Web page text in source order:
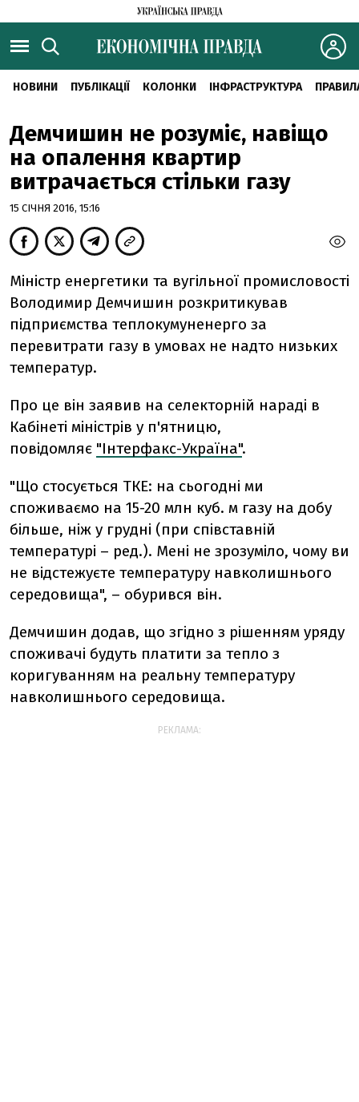
НОВИНИ ПУБЛІКАЦІЇ КОЛОНКИ ІНФРАСТРУКТУРА
Демчишин не розуміє, навіщо
на опалення квартир
витрачається стільки газу
15 СІЧНЯ 2016, 15:16
Міністр енергетики та вугільної промисловості
Володимир Демчишин розкритикував
підприємства теплокумуненерго за
перевитрати газу в умовах не надто низьких
температур.
Про це він заявив на селекторній нараді в
Кабінеті міністрів у п'ятницю,
повідомляє "Інтерфакс-Україна".
"Що стосується ТКЕ: на сьогодні ми
споживаємо на 15-20 млн куб. м газу на добу
більше, ніж у грудні (при співставній
температурі – ред.). Мені не зрозуміло, чому ви
не відстежуєте температуру навколишнього
середовища", – обурився він.
Демчишин додав, що згідно з рішенням уряду
споживачі будуть платити за тепло з
коригуванням на реальну температуру
навколишнього середовища.
РЕКЛАМА: